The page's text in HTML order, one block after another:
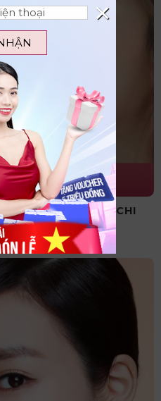
VIỄN KHÔNG? CHI
×